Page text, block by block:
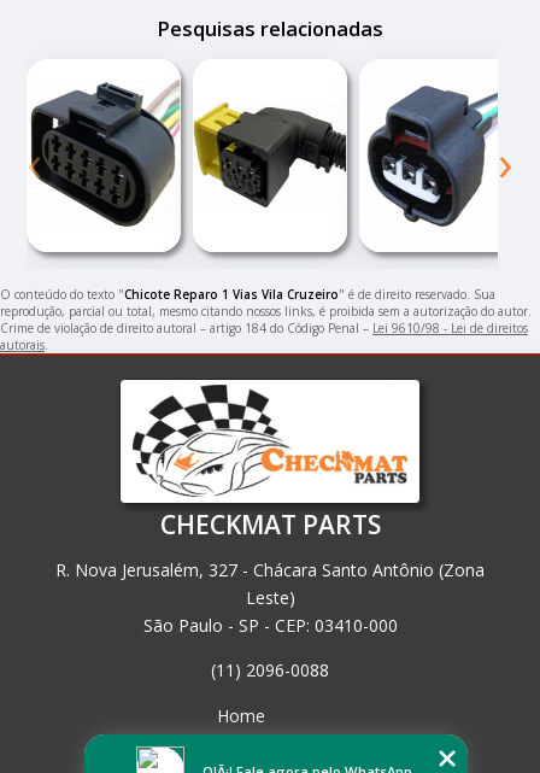
Pesquisas relacionadas
‹ ›
O conteúdo do texto "Chicote Reparo 1 Vias Vila Cruzeiro" é de direito reservado. Sua
reprodução, parcial ou total, mesmo citando nossos links, é proibida sem a autorização do autor.
Crime de violação de direito autoral – artigo 184 do Código Penal – Lei 9610/98 - Lei de direitos
autorais
CHECKMAT PARTS
R. Nova Jerusalém, 327 - Chácara Santo Antônio (Zona
Leste)
São Paulo - SP - CEP: 03410-000
(11) 2096-0088
Home